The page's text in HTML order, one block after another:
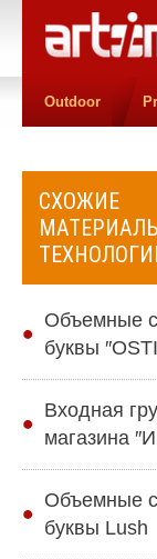
Outdoor
СХОЖИЕ
Объемные
буквы
Входная
магазина
Объемные
буквы Lush